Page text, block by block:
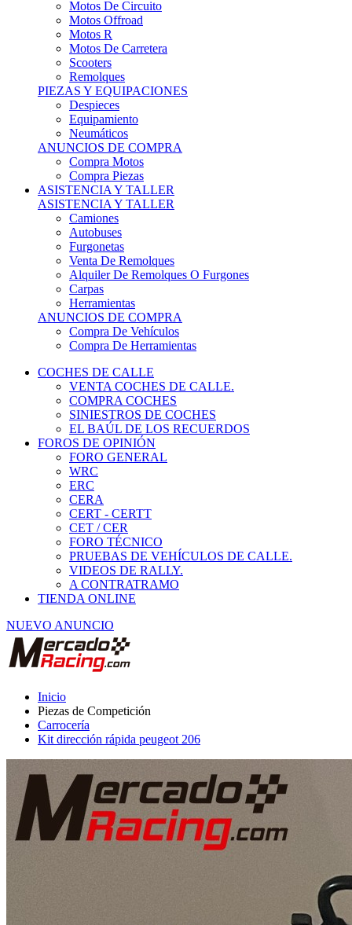
Motos R
Motos De Carretera
Scooters
Remolques
PIEZAS Y EQUIPACIONES
Despieces
Equipamiento
Neumáticos
ANUNCIOS DE COMPRA
Compra Motos
Compra Piezas
ASISTENCIA Y TALLER
ASISTENCIA Y TALLER
Camiones
Autobuses
Furgonetas
Venta De Remolques
Alquiler De Remolques O Furgones
Carpas
Herramientas
ANUNCIOS DE COMPRA
Compra De Vehículos
Compra De Herramientas
COCHES DE CALLE
VENTA COCHES DE CALLE.
COMPRA COCHES
SINIESTROS DE COCHES
EL BAÚL DE LOS RECUERDOS
FOROS DE OPINIÓN
FORO GENERAL
WRC
ERC
CERA
CERT - CERTT
CET / CER
FORO TÉCNICO
PRUEBAS DE VEHÍCULOS DE CALLE.
VIDEOS DE RALLY.
A CONTRATRAMO
TIENDA ONLINE
NUEVO ANUNCIO
Piezas de Competición
Carrocería
Kit dirección rápida peugeot 206